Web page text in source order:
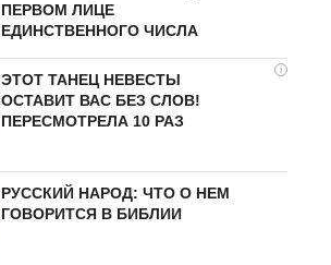
ПЕРВОМ ЛИЦЕ
ЕДИНСТВЕННОГО ЧИСЛА
i
ЭТОТ ТАНЕЦ НЕВЕСТЫ
ОСТАВИТ ВАС БЕЗ СЛОВ!
ПЕРЕСМОТРЕЛА 10 РАЗ
РУССКИЙ НАРОД: ЧТО О НЕМ
ГОВОРИТСЯ В БИБЛИИ